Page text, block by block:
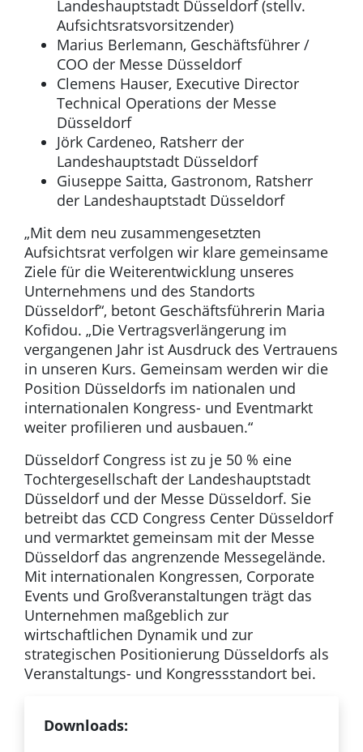
Landeshauptstadt Düsseldorf (stellv.
Aufsichtsratsvorsitzender)
Marius Berlemann, Geschäftsführer /
COO der Messe Düsseldorf
Clemens Hauser, Executive Director
Technical Operations der Messe
Düsseldorf
Jörk Cardeneo, Ratsherr der
Landeshauptstadt Düsseldorf
Giuseppe Saitta, Gastronom, Ratsherr
der Landeshauptstadt Düsseldorf
„Mit dem neu zusammengesetzten
Aufsichtsrat verfolgen wir klare gemeinsame
Ziele für die Weiterentwicklung unseres
Unternehmens und des Standorts
Düsseldorf“, betont Geschäftsführerin Maria
Kofidou. „Die Vertragsverlängerung im
vergangenen Jahr ist Ausdruck des Vertrauens
in unseren Kurs. Gemeinsam werden wir die
Position Düsseldorfs im nationalen und
internationalen Kongress- und Eventmarkt
weiter profilieren und ausbauen.“
Düsseldorf Congress ist zu je 50 % eine
Tochtergesellschaft der Landeshauptstadt
Düsseldorf und der Messe Düsseldorf. Sie
betreibt das CCD Congress Center Düsseldorf
und vermarktet gemeinsam mit der Messe
Düsseldorf das angrenzende Messegelände.
Mit internationalen Kongressen, Corporate
Events und Großveranstaltungen trägt das
Unternehmen maßgeblich zur
wirtschaftlichen Dynamik und zur
strategischen Positionierung Düsseldorfs als
Veranstaltungs- und Kongressstandort bei.
Downloads: